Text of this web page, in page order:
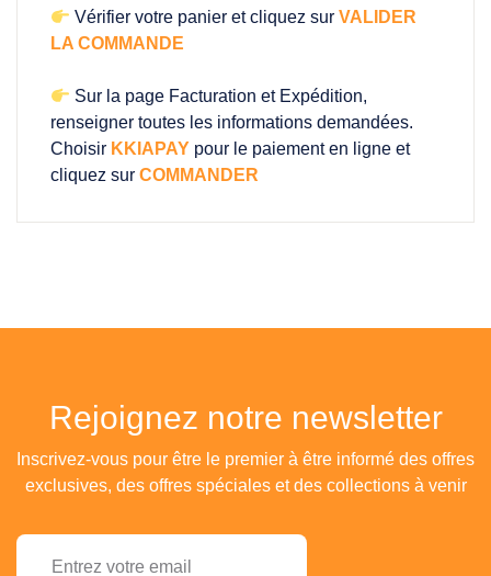
Vérifier votre panier et cliquez surVALIDER
LA COMMANDE
Sur la page Facturation et Expédition,
renseigner toutes les informations demandées.
Choisir KKIAPAY pour le paiement en ligne et
cliquez sur COMMANDER
Rejoignez notre newsletter
Inscrivez-vous pour être le premier à être informé des offres
exclusives, des offres spéciales et des collections à venir